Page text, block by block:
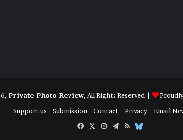
Private Photo Review, All Rights Reserved |
Support us
Submission Contact Privacy
Email
Facebook
X Instagram
Telegram
RSS